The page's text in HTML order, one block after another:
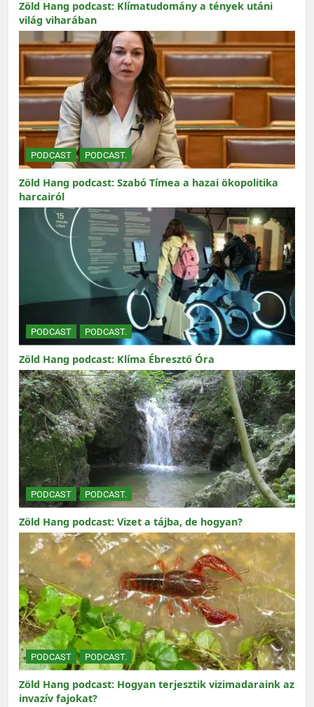
Zöld Hang podcast: Klímatudomány a tények utáni
világ viharában
PODCAST PODCAST.
Zöld Hang podcast: Szabó Tímea a hazai ökopolitika
harcairól
PODCAST PODCAST.
Zöld Hang podcast: Klíma Ébresztő Óra
PODCAST PODCAST.
Zöld Hang podcast: Vizet a tájba, de hogyan?
PODCAST PODCAST.
Zöld Hang podcast: Hogyan terjesztik vizimadaraink az
invazív fajokat?